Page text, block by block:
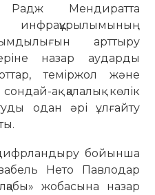
Мендиратта
инфрақұрылымының
арттыру
назар аударды
теміржол және
ақ қалалық көлік
одан әрі ұлғайту
цифрландыру бойынша
Нето Павлодар
жобасына назар